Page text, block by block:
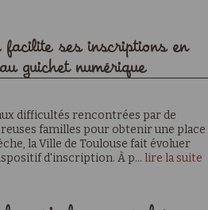
ses inscriptions en
guichet numérique
difficultés rencontrées par de
familles pour obtenir une place
la Ville de Toulouse fait évoluer
d'inscription. À p... lire la suite